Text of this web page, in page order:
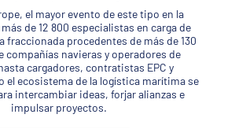
el mayor evento de este tipo en la
de 12 800 especialistas en carga de
fraccionada procedentes de más de 130
compañías navieras y operadores de
cargadores, contratistas EPC y
ecosistema de la logística marítima se
intercambiar ideas, forjar alianzas e
impulsar proyectos.